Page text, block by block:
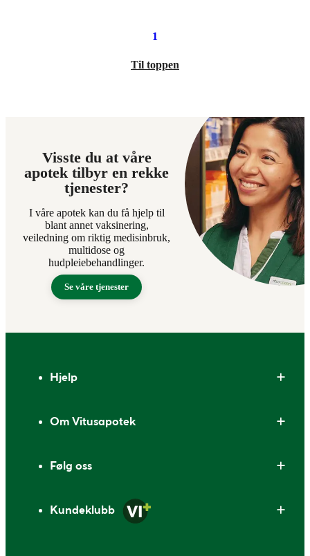
1
Til toppen
Visste du at våre
apotek tilbyr en rekke
tjenester?
I våre apotek kan du få hjelp til
blant annet vaksinering,
veiledning om riktig medisinbruk,
multidose og
hudpleiebehandlinger.
Se våre tjenester
Hjelp
Om Vitusapotek
Følg oss
Kundeklubb